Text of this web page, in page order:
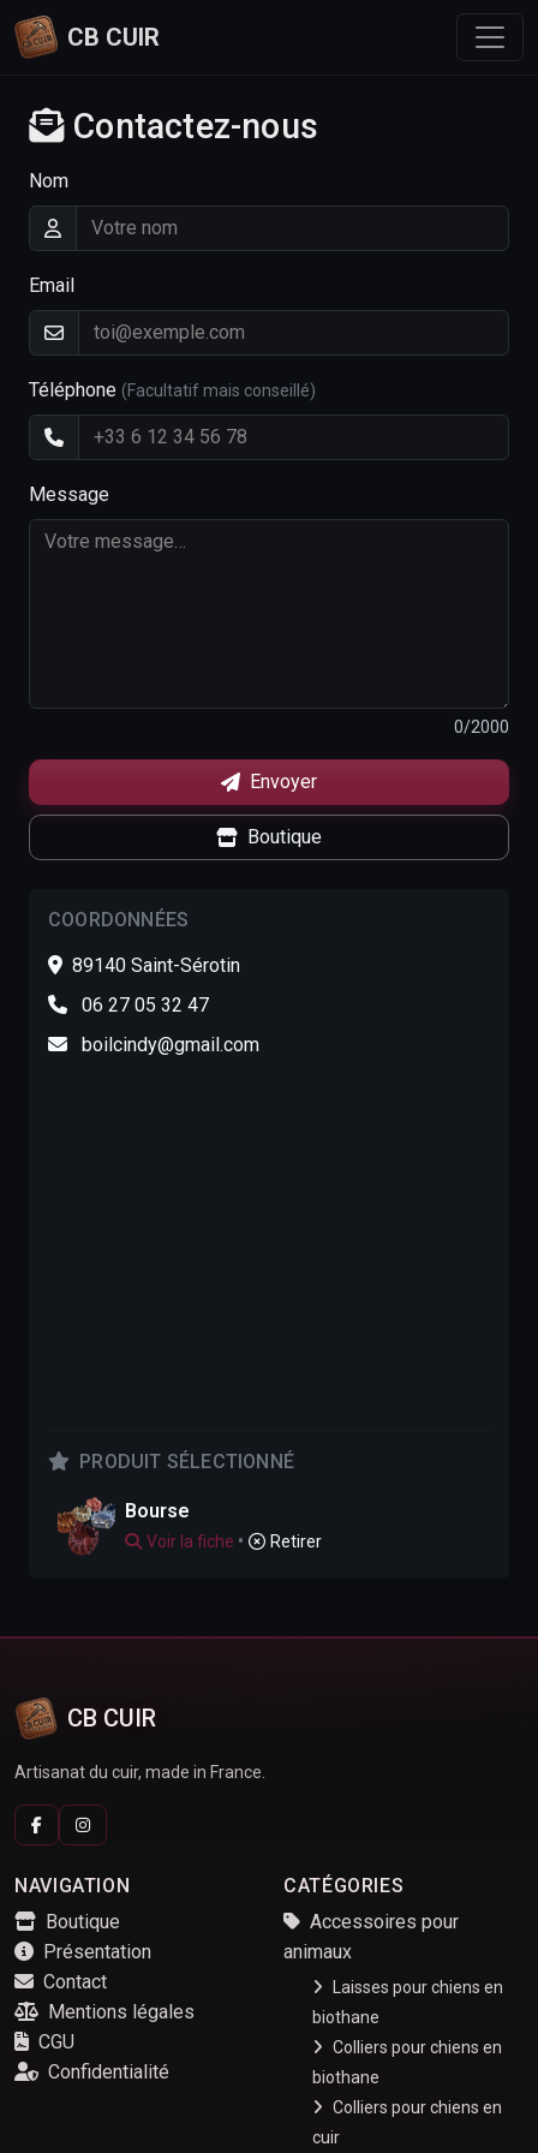
CB CUIR
Contactez-nous
Nom
Email
Téléphone (Facultatif mais conseillé)
Message
0/2000
Envoyer
Boutique
COORDONNÉES
89140 Saint-Sérotin
06 27 05 32 47
boilcindy@gmail.com
PRODUIT SÉLECTIONNÉ
Bourse
Voir la fiche • Retirer
CB CUIR
Artisanat du cuir, made in France.
NAVIGATION
Boutique
Présentation
Contact
Mentions légales
CGU
Confidentialité
CATÉGORIES
Accessoires pour
animaux
Laisses pour chiens en
biothane
Colliers pour chiens en
biothane
Colliers pour chiens en
cuir